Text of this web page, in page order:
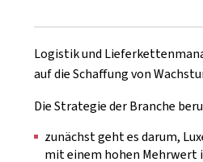
Logistik und
auf die Schaffung von
Die Strategie der Branche
zunächst geht es darum,
mit einem hohen Mehrwert